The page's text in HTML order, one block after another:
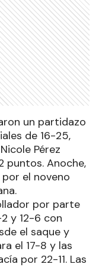
un partidazo
de 16-25,
Pérez
puntos. Anoche,
el noveno
por parte
y 12-6 con
el saque y
el 17-8 y las
por 22-11. Las